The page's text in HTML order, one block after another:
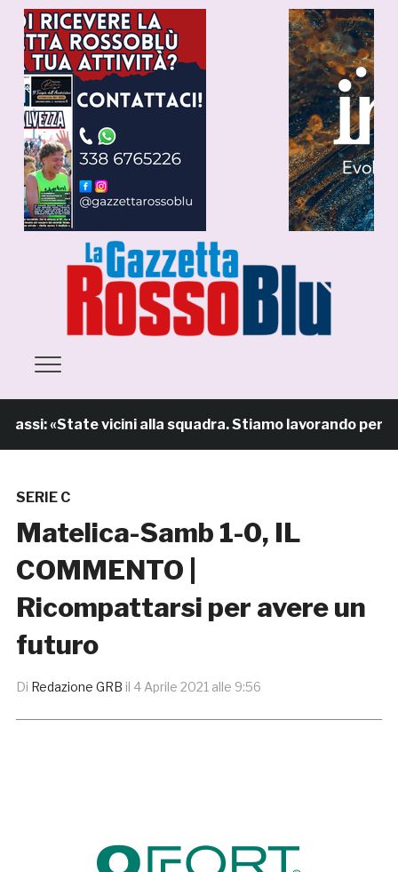
«State vicini alla squadra. Stiamo lavorando per
SERIE C
Matelica-Samb 1-0, IL
COMMENTO |
Ricompattarsi per avere un
futuro
Di Redazione GRB il 4 Aprile 2021 alle 9:56